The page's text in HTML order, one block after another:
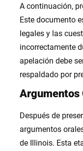
A continuación,
Este documento
legales y las
incorrectamente
apelación debe
respaldado por
Argumentos
Después de
argumentos
de Illinois. Esta